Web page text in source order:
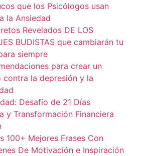
que los Psicólogos usan
la Ansiedad
Revelados DE LOS
BUDISTAS que cambiarán tu
siempre
para crear un
contra la depresión y la
Desafío de 21 Días
y Transformación Financiera
100+ Mejores Frases Con
De Motivación e Inspiración